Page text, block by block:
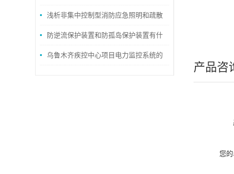
浅析非集中控制型消防应急照明和疏散
指示系统手动控制的设计与应用
防逆流保护装置和防孤岛保护装置有什
么区别？
乌鲁木齐疾控中心项目电力监控系统的
产品咨
您的